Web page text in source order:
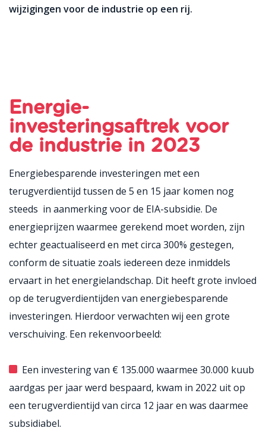
wijzigingen voor de industrie op een rij.
Energie-
investeringsaftrek voor
de industrie in 2023
Energiebesparende investeringen met een
terugverdientijd tussen de 5 en 15 jaar komen nog
steeds in aanmerking voor de EIA-subsidie. De
energieprijzen waarmee gerekend moet worden, zijn
echter geactualiseerd en met circa 300% gestegen,
conform de situatie zoals iedereen deze inmiddels
ervaart in het energielandschap. Dit heeft grote invloed
op de terugverdientijden van energiebesparende
investeringen. Hierdoor verwachten wij een grote
verschuiving. Een rekenvoorbeeld:
Een investering van € 135.000 waarmee 30.000 kuub
aardgas per jaar werd bespaard, kwam in 2022 uit op
een terugverdientijd van circa 12 jaar en was daarmee
subsidiabel.